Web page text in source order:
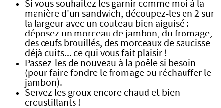
Si vous souhaitez les garnir comme moi à la
manière d'un sandwich, découpez-les en 2 sur
la largeur avec un couteau bien aiguisé :
déposez un morceau de jambon, du fromage,
des œufs brouillés, des morceaux de saucisse
déjà cuits... ce qui vous fait plaisir !
Passez-les de nouveau à la poêle si besoin
(pour faire fondre le fromage ou réchauffer le
jambon).
Servez les groux encore chaud et bien
croustillants !